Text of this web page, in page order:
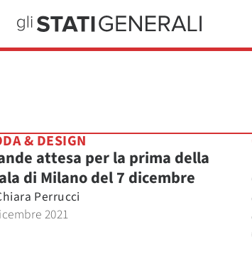
& DESIGN
attesa per la prima della
di Milano del 7 dicembre
Perrucci
2021